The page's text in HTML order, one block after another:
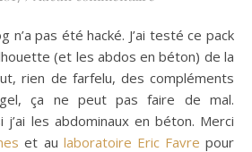
(et les abdos en béton) de la
rien de farfelu, des compléments
ça ne peut pas faire de mal.
j’ai les abdominaux en béton. Merci
et au laboratoire Eric Favre pour